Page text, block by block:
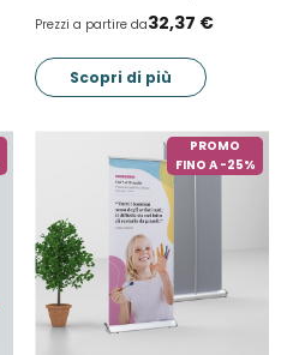
Prezzi a partire da32,37 €
Scopri di più
PROMO
FINO A -25%